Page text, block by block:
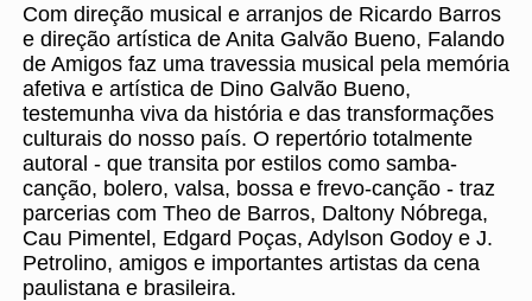
Com direção musical e arranjos de Ricardo Barros
e direção artística de Anita Galvão Bueno, Falando
de Amigos faz uma travessia musical pela memória
afetiva e artística de Dino Galvão Bueno,
testemunha viva da história e das transformações
culturais do nosso país. O repertório totalmente
autoral - que transita por estilos como samba-
canção, bolero, valsa, bossa e frevo-canção - traz
parcerias com Theo de Barros, Daltony Nóbrega,
Cau Pimentel, Edgard Poças, Adylson Godoy e J.
Petrolino, amigos e importantes artistas da cena
paulistana e brasileira.